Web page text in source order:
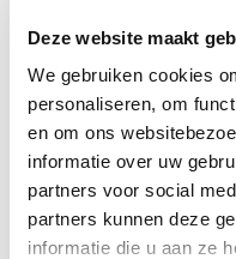
Deze website maakt
We gebruiken cookies
personaliseren, om
en om ons
informatie over uw
partners voor social
partners kunnen deze
informatie die u aan ze
vaker te vinden in
ontwikkelingslanden
mannen.
Verandering
Dit moet anders. Hoe
dat ze rekening